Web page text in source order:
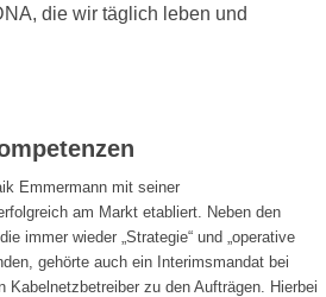
die wir täglich leben und
Emmermann mit seiner
am Markt etabliert. Neben den
immer wieder „Strategie“ und „operative
gehörte auch ein Interimsmandat bei
Kabelnetzbetreiber zu den Aufträgen. Hierbei